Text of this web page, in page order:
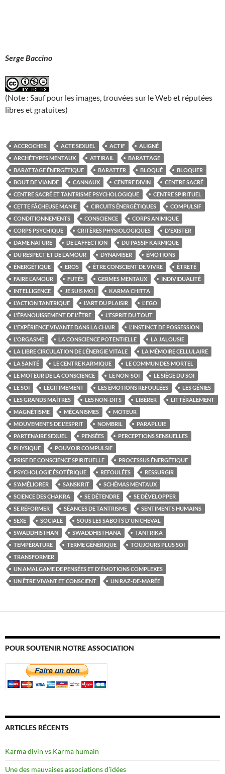
Serge Baccino
(Note : Sauf pour les images, trouvées sur le Web et réputées
libres et gratuites)
ACCROCHER ACTE SEXUEL ACTIF
ALIGNÉ
ARCHÉTYPES MENTAUX
ATTIRAIL
BARATTAGE
BARATTAGE ÉNERGÉTIQUE
BARATTER BLOQUÉ
BLOQUER
BOUT DE VIANDE
CANNAUX CENTRE DIVIN
CENTRE SACRÉ
CENTRE SACRÉ ET TANTRISME PSYCHOLOGIQUE
CENTRE SPIRITUEL
CETTE FÂCHEUSE MANIE
CIRCUITS ÉNERGÉTIQUES
COMPULSIF
CONDITIONNEMENTS
CONSCIENCE
CORPS ANIMIQUE
CORPS PSYCHIQUE
CRITÈRES PHYSIOLOGIQUES
D'EXISTER
DAME NATURE
DE L'AFFECTION
DU PASSIF KARMIQUE
DU RESPECT ET DE L'AMOUR
DYNAMISER
ÉMOTIONS
ÉNERGÉTIQUE
EROS ÊTRE CONSCIENT DE VIVRE
ÊTRETÉ
FAIRE L'AMOUR
FUTÉS GERMES MENTAUX
INDIVIDUALITÉ
INTELLIGENCE
JE SUIS MOI
KARMA CHITTA
L'ACTION TANTRIQUE
L'ART DU PLAISIR
L'EGO
L'ÉPANOUISSEMENT DE L'ÊTRE
L'ESPRIT DU TOUT
L'EXPÉRIENCE VIVANTE DANS LA CHAIR
L'INSTINCT DE POSSESSION
L'ORGASME
LA CONSCIENCE POTENTIELLE
LA JALOUSIE
LA LIBRE CIRCULATION DE L'ÉNERGIE VITALE
LA MÉMOIRE CELLULAIRE
LA SANTÉ
LE CENTRE KARMIQUE
LE COMMUN DES MORTEL
LE MOTEUR DE LA CONSCIENCE
LE NON-SOI
LE SIÈGE DU SOI
LE SOI
LÉGITIMEMENT LES ÉMOTIONS REFOULÉES
LES GÉNIES
LES GRANDS MAÎTRES
LES NON-DITS LIBÉRER
LITTÉRALEMENT
MAGNÉTISME
MÉCANISMES
MOTEUR
MOUVEMENTS DE L'ESPRIT
NOMBRIL
PARAPLUIE
PARTENAIRE SEXUEL
PENSÉES
PERCEPTIONS SENSUELLES
PHYSIQUE
POUVOIR COMPULSIF
PRISE DE CONSCIENCE SPIRITUELLE
PROCESSUS ÉNERGÉTIQUE
PSYCHOLOGIE ÉSOTÉRIQUE
REFOULÉES
RESSURGIR
S'AMÉLIORER
SANSKRIT
SCHÉMAS MENTAUX
SCIENCE DES CHAKRA
SE DÉTENDRE
SE DÉVELOPPER
SE RÉFORMER
SÉANCES DE TANTRISME
SENTIMENTS HUMAINS
SEXE
SOCIALE
SOUS LES SABOTS D'UN CHEVAL
SWADDHISTHAN
SWADDHISTHANA
TANTRIKA
TEMPÉRATURE
TERME GÉNÉRIQUE
TOUJOURS PLUS SOI
TRANSFORMER
UN AMALGAME DE PENSÉES ET D'ÉMOTIONS COMPLEXES
UN ÊTRE VIVANT ET CONSCIENT
UN RAZ-DE-MARÉE
POUR SOUTENIR NOTRE ASSOCIATION
ARTICLES RÉCENTS
Karma divin vs Karma humain
Une des mauvaises associations d’idées